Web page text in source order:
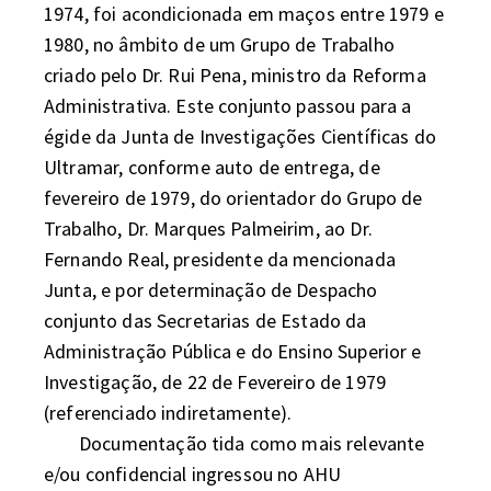
1974, foi acondicionada em maços entre 1979 e
1980, no âmbito de um Grupo de Trabalho
criado pelo Dr. Rui Pena, ministro da Reforma
Administrativa. Este conjunto passou para a
égide da Junta de Investigações Científicas do
Ultramar, conforme auto de entrega, de
fevereiro de 1979, do orientador do Grupo de
Trabalho, Dr. Marques Palmeirim, ao Dr.
Fernando Real, presidente da mencionada
Junta, e por determinação de Despacho
conjunto das Secretarias de Estado da
Administração Pública e do Ensino Superior e
Investigação, de 22 de Fevereiro de 1979
(referenciado indiretamente).
e/ou confidencial ingressou no AHU